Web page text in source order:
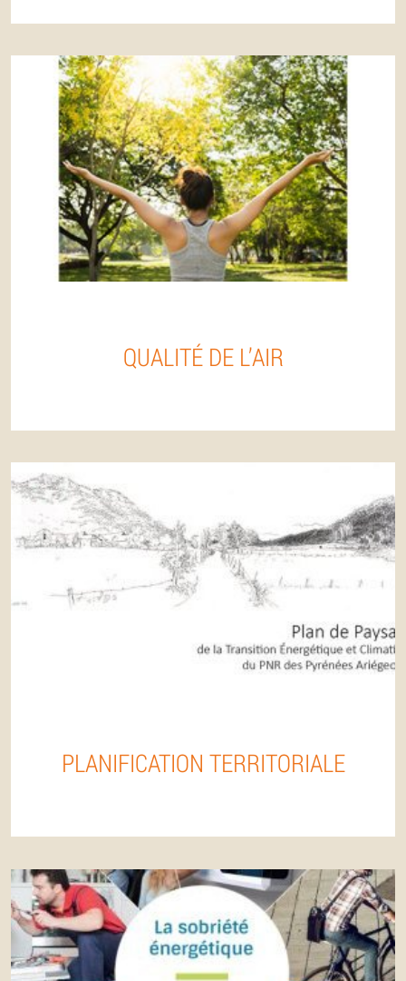
QUALITÉ DE L’AIR
PLANIFICATION TERRITORIALE